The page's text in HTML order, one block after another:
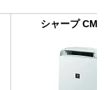
シャープ CM-